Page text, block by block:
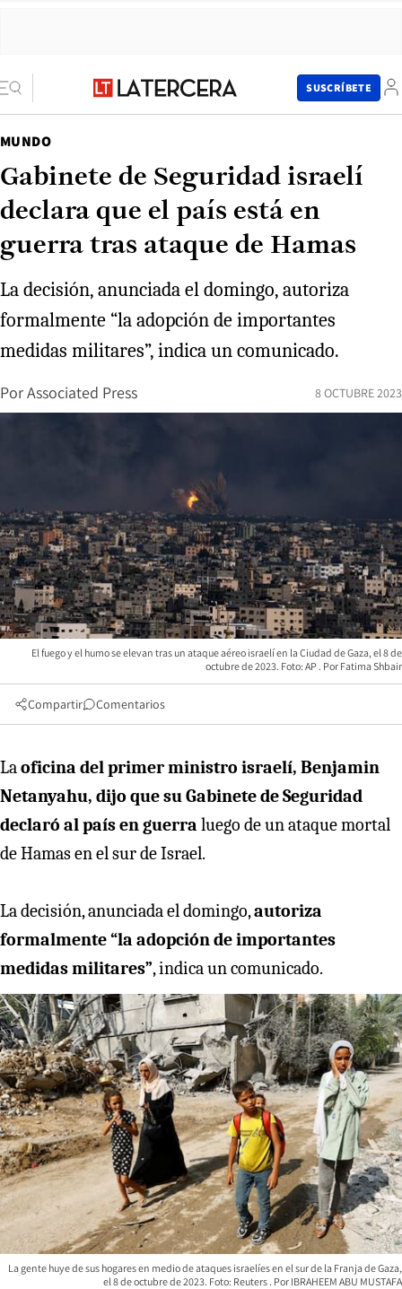
SUSCRÍBETE
MUNDO
Gabinete de Seguridad israelí
declara que el país está en
guerra tras ataque de Hamas
La decisión, anunciada el domingo, autoriza
formalmente “la adopción de importantes
medidas militares”, indica un comunicado.
PorAssociated Press 8 OCTUBRE 2023
El fuego y el humo se elevan tras un ataque aéreo israelí en la Ciudad de Gaza, el 8 de
octubre de 2023. Foto: AP
Fatima Shbair
Compartir Comentarios
Laoficina del primer ministro israelí, Benjamin
Netanyahu, dijo que su Gabinete de Seguridad
declaró al país en guerra luego de un ataque mortal
de Hamas en el sur de Israel.
La decisión, anunciada el domingo,autoriza
formalmente “la adopción de importantes
medidas militares”, indica un comunicado.
La gente huye de sus hogares en medio de ataques israelíes en el sur de la Franja de Gaza,
el 8 de octubre de 2023. Foto: Reuters
IBRAHEEM ABU MUSTAFA